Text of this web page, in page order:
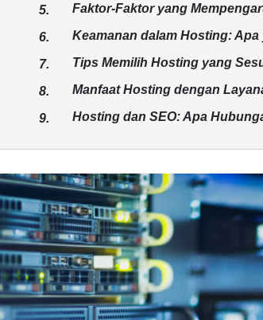
5. Faktor-Faktor yang
6. Keamanan dalam Hosting:
7. Tips Memilih Hosting yang
8. Manfaat Hosting dengan
9. Hosting dan SEO: Apa